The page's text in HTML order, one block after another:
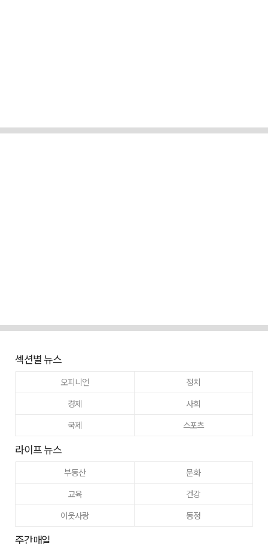
섹션별 뉴스
오피니언
정치
경제
사회
국제
스포츠
라이프 뉴스
부동산
문화
교육
건강
이웃사랑
동정
주간매일